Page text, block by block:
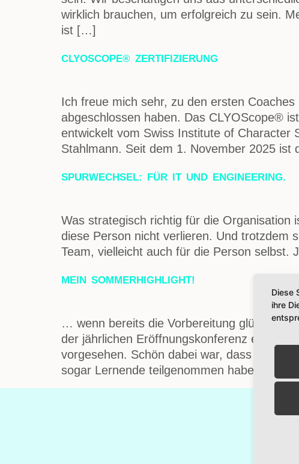
wirklich brauchen, um erfolgreich zu sein.
ist […]
CLYOSCOPE® ZERTIFIZIERUNG
Ich freue mich sehr, zu den ersten
abgeschlossen haben. Das CLYOScope®
entwickelt vom Swiss Institute of Character
Stahlmann. Seit dem 1. November 2025
SPURWECHSEL: FÜR IT UND ENGINEERING.
Was strategisch richtig für die Organisation
diese Person nicht verlieren. Und trotzdem
Team, vielleicht auch für die Person
MEIN SOMMERHIGHLIGHT!
… wenn bereits die Vorbereitung glücklich
der jährlichen Eröffnungskonferenz eines
vorgesehen. Schön dabei war, dass nicht
sogar Lernende teilgenommen haben. Die
Diese
ihre